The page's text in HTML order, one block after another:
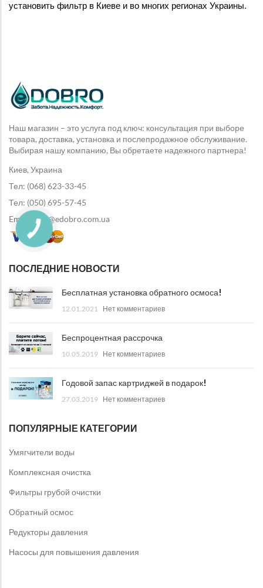
установить фильтр в Киеве и во многих регионах Украины.
Наш магазин – это услуга под ключ: консультация при выборе
товара, доставка, установка и послепродажное обслуживание.
Выбирая нашу компанию, Вы обретаете надежного партнера!
Киев, Украина
Тел: (068) 623-33-45
Тел: (050) 695-57-45
Email: info@edobro.com.ua
ПОСЛЕДНИЕ НОВОСТИ
Бесплатная установка обратного осмоса!
12.01.2021 Нет комментариев
Беспроцентная рассрочка
10.05.2019 Нет комментариев
Годовой запас картриджей в подарок!
27.03.2019 Нет комментариев
ПОПУЛЯРНЫЕ КАТЕГОРИИ
Умягчители воды
Комплексная очистка
Фильтры грубой очистки
Обратный осмос
Редукторы давления
Насосы для повышения давления